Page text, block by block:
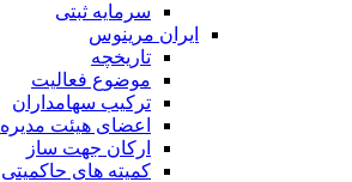
سرمایه ثبتی
ایران مرینوس
تاریخچه
موضوع فعالیت
ترکیب سهامداران
اعضای هیئت مدیره
ارکان جهت ساز
کمیته های حاکمیتی